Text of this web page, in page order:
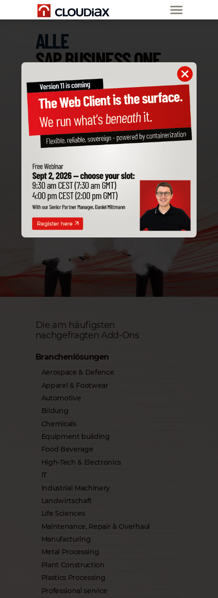
ALLE
SAP BUSINESS ONE
ADD-ONS
SIND KOMPATIBEL
MIT CLOUDIAX
Bestelle jetzt
Die am häufigsten
nachgefragten Add-Ons
Branchenlösungen
Aerospace & Defence
Apparel & Footwear
Automotive
Bildung
Chemicals
Equipment building
Food Beverage
High-Tech & Electronics
IT
Industrial Machinery
Landwirtschaft
Life Sciences
Maintenance, Repair & Overhaul
Manufacturing
Metal Processing
Plant Construction
Plastics Processing
Professional service